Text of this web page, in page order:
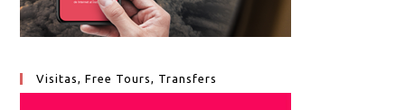
Visitas, Free Tours, Transfers